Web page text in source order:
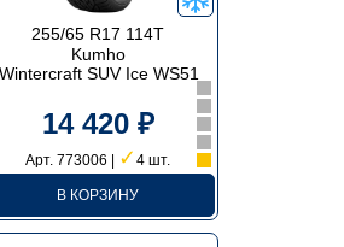
255/65 R17 114T
Kumho
Wintercraft SUV Ice WS51
14 420 ₽
Арт. 773006 | ✓4 шт.
В КОРЗИНУ